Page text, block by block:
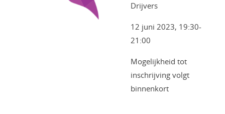
Drijvers
12 juni 2023, 19:30-
21:00
Mogelijkheid tot
inschrijving volgt
binnenkort